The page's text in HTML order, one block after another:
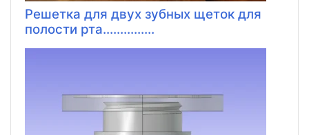
Решетка для двух зубных щеток для
полости рта...............